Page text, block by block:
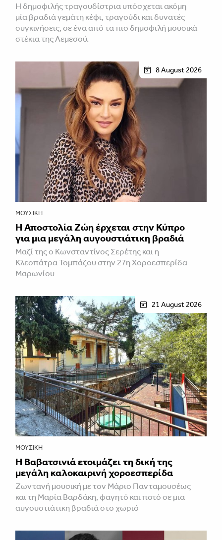
H δημοφιλής τραγουδίστρια υπόσχεται ακόμη
μία βραδιά γεμάτη κέφι, τραγούδι και δυνατές
συγκινήσεις, σε ένα από τα πιο δημοφιλή μουσικά
στέκια της Λεμεσού.
8 August 2026
ΜΟΥΣΙΚΉ
Η Αποστολία Ζώη έρχεται στην Κύπρο
για μια μεγάλη αυγουστιάτικη βραδιά
Μαζί της ο Κωνσταντίνος Σερέτης και η
Κλεοπάτρα Τομπάζου στην 27η Χοροεσπερίδα
Μαρωνίου
21 August 2026
ΜΟΥΣΙΚΉ
Η Βαβατσινιά ετοιμάζει τη δική της
μεγάλη καλοκαιρινή χοροεσπερίδα
Ζωντανή μουσική με τον Μάριο Πανταμουσέως
και τη Μαρία Βαρδάκη, φαγητό και ποτό σε μια
αυγουστιάτικη βραδιά στο χωριό